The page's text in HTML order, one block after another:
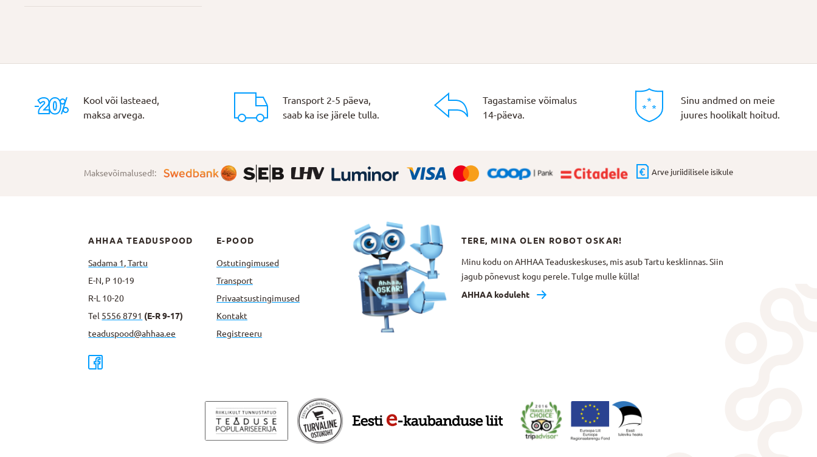
Kool või lasteaed,
maksa arvega.
Transport 2-5 päeva,
saab ka ise järele tulla.
Tagastamise võimalus
14-päeva.
Sinu andmed on meie
juures hoolikalt hoitud.
Maksevõimalused!: Arve juriidilisele isikule
AHHAA TEADUSPOOD
Sadama 1, Tartu
E-N, P 10-19
R-L 10-20
Tel 5556 8791 (E-R 9-17)
teaduspood@ahhaa.ee
E-POOD
Ostutingimused
Transport
Privaatsus­tingimused
Kontakt
Registreeru
TERE, MINA OLEN ROBOT OSKAR!
Minu kodu on AHHAA Teaduskeskuses, mis asub Tartu kesklinnas. Siin
jagub põnevust kogu perele. Tulge mulle külla!
AHHAA koduleht